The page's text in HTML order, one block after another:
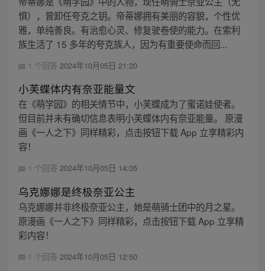
惧），曾卸任夸克之钥。帝蒂娜拥有美丽的容貌，个性优
雅，单纯善良。有治愈心灵、修复驶卷使的能力。在索利
族生活了 15 多年的夸克族人，因为有重要使命而回...
1 个回答 2024年10月05日 21:20
小芙蝶体内有奈亚能量文
在《萌学园》的相关情节中，小芙蝶成为了蜜诺娃使者。
但目前并未有确切信息表明小芙蝶体内有奈亚能量。 原漫
画《一人之下》同样精彩，点击按钮下载 App 立享精彩内
容！
1 个回答 2024年10月05日 14:05
乌克娜娜是终极奈亚公主
乌克娜娜并非终极奈亚公主，她是萌骑士团中的月之星。
原漫画《一人之下》同样精彩，点击按钮下载 App 立享精
彩内容！
1 个回答 2024年10月05日 12:50